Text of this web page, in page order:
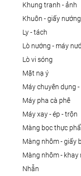
khung tranh - ảnh
khuôn - giấy nướng
ly - tách
lò nướng - máy
lò vi sóng
mặt nạ ý
máy chuyên dụng
máy pha cà phê
máy xay - ép - trộn
màng bọc thực
màng nhôm - giấy
màng nhôm -
nhẫn